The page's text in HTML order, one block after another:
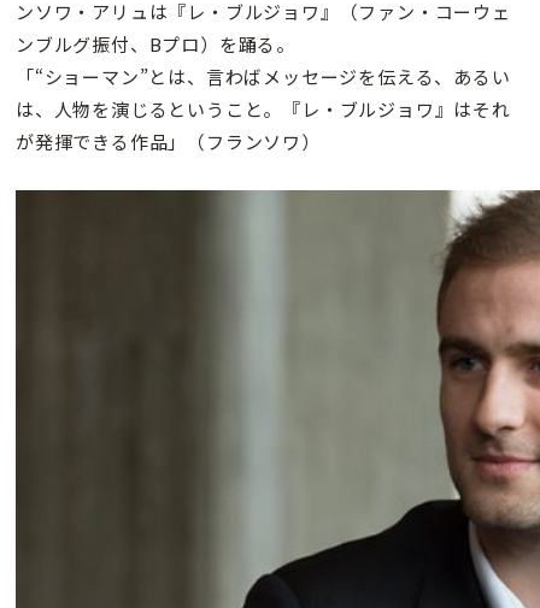
ンソワ・アリュは『レ・ブルジョワ』（ファン・コーウェ
ンブルグ振付、Bプロ）を踊る。
「“ショーマン”とは、言わばメッセージを伝える、あるい
は、人物を演じるということ。『レ・ブルジョワ』はそれ
が発揮できる作品」（フランソワ）